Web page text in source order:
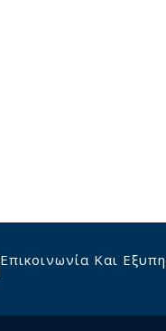
Επικοινωνία Και